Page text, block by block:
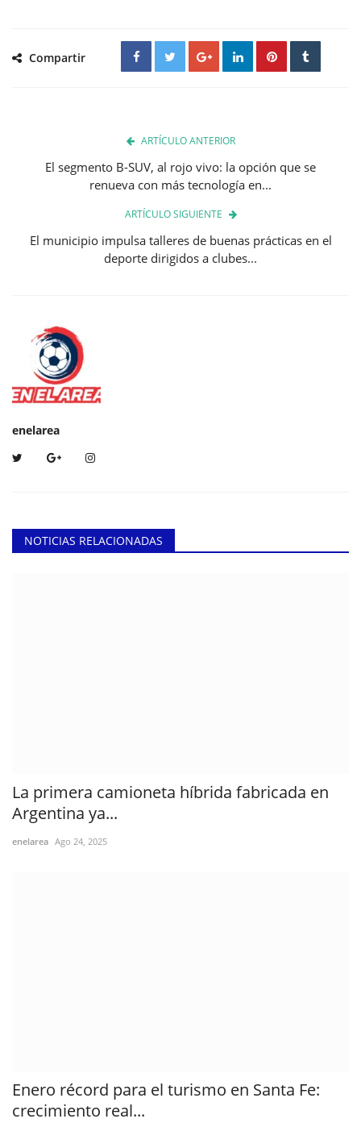
Compartir
ARTÍCULO ANTERIOR
El segmento B-SUV, al rojo vivo: la opción que se
renueva con más tecnología en...
ARTÍCULO SIGUIENTE
El municipio impulsa talleres de buenas prácticas en el
deporte dirigidos a clubes...
enelarea
NOTICIAS RELACIONADAS
La primera camioneta híbrida fabricada en
Argentina ya...
enelarea Ago 24, 2025
Enero récord para el turismo en Santa Fe:
crecimiento real...